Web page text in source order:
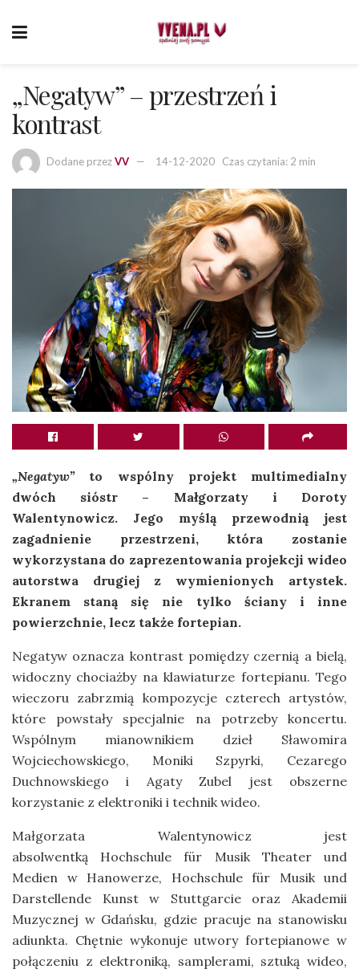
„Negatyw” – przestrzeń i
kontrast
Dodane przezVV 14-12-2020 Czas czytania: 2 min
„Negatyw”to wspólny projekt multimedialny
dwóch sióstr – Małgorzaty i Doroty
Walentynowicz. Jego myślą przewodnią jest
zagadnienie przestrzeni, która zostanie
wykorzystana do zaprezentowania projekcji wideo
autorstwa drugiej z wymienionych artystek.
Ekranem staną się nie tylko ściany i inne
powierzchnie, lecz także fortepian.
Negatyw oznacza kontrast pomiędzy czernią a bielą,
widoczny chociażby na klawiaturze fortepianu. Tego
wieczoru zabrzmią kompozycje czterech artystów,
które powstały specjalnie na potrzeby koncertu.
Wspólnym mianownikiem dzieł Sławomira
Wojciechowskiego, Moniki Szpyrki, Cezarego
Duchnowskiego i Agaty Zubel jest obszerne
korzystanie z elektroniki i technik wideo.
Małgorzata Walentynowicz jest
absolwentką Hochschule für Musik Theater und
Medien w Hanowerze, Hochschule für Musik und
Darstellende Kunst w Stuttgarcie oraz Akademii
Muzycznej w Gdańsku, gdzie pracuje na stanowisku
adiunkta. Chętnie wykonuje utwory fortepianowe w
połączeniu z elektroniką, samplerami, sztuką wideo,